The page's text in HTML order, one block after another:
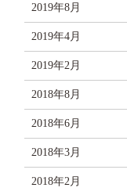
2019年8月
2019年4月
2019年2月
2018年8月
2018年6月
2018年3月
2018年2月